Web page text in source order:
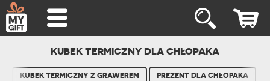
KUBEK TERMICZNY DLA CHŁOPAKA
KUBEK TERMICZNY Z GRAWEREM PREZENT DLA CHŁOPAKA